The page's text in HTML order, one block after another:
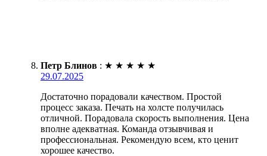
Петр Блинов : ★ ★ ★ ★ ★
29.07.2025
Достаточно порадовали качеством. Простой
процесс заказа. Печать на холсте получилась
отличной. Порадовала скорость выполнения. Цена
вполне адекватная. Команда отзывчивая и
профессиональная. Рекомендую всем, кто ценит
хорошее качество.